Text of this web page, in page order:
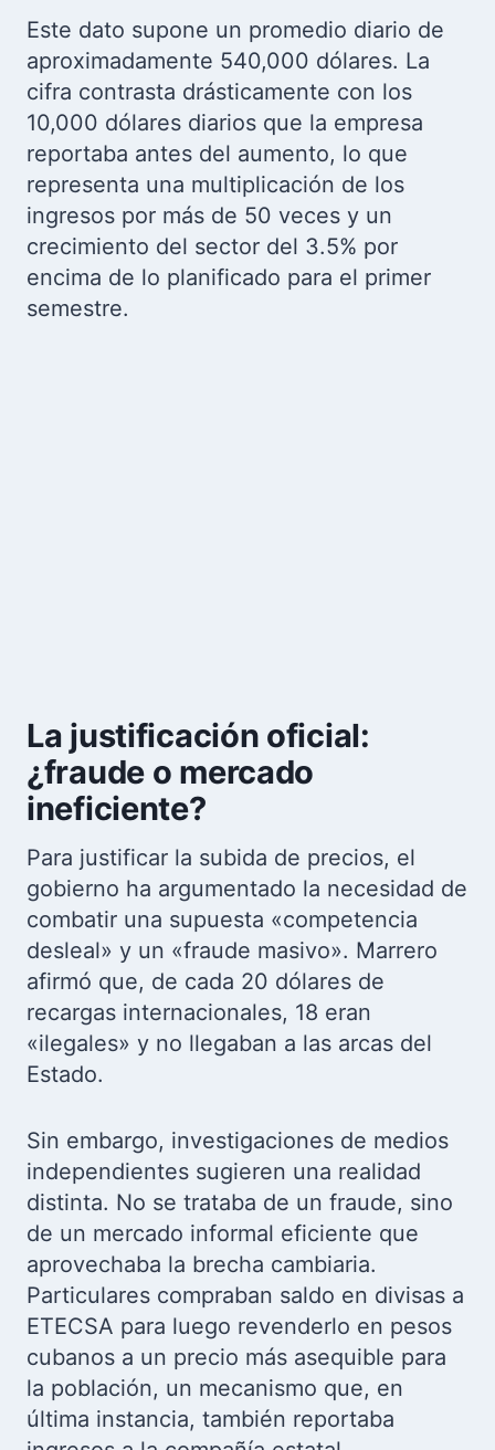
Este dato supone un promedio diario de
aproximadamente 540,000 dólares. La
cifra contrasta drásticamente con los
10,000 dólares diarios que la empresa
reportaba antes del aumento, lo que
representa una multiplicación de los
ingresos por más de 50 veces y un
crecimiento del sector del 3.5% por
encima de lo planificado para el primer
semestre.
La justificación oficial:
¿fraude o mercado
ineficiente?
Para justificar la subida de precios, el
gobierno ha argumentado la necesidad de
combatir una supuesta «competencia
desleal» y un «fraude masivo». Marrero
afirmó que, de cada 20 dólares de
recargas internacionales, 18 eran
«ilegales» y no llegaban a las arcas del
Estado.
Sin embargo, investigaciones de medios
independientes sugieren una realidad
distinta. No se trataba de un fraude, sino
de un mercado informal eficiente que
aprovechaba la brecha cambiaria.
Particulares compraban saldo en divisas a
ETECSA para luego revenderlo en pesos
cubanos a un precio más asequible para
la población, un mecanismo que, en
última instancia, también reportaba